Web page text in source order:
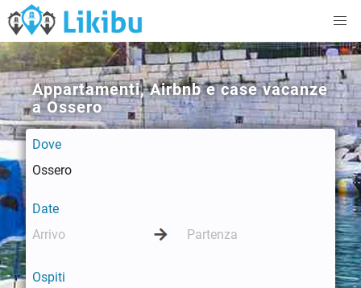
Appartamenti, Airbnb e case vacanze
a Ossero
Dove
Date
Ospiti